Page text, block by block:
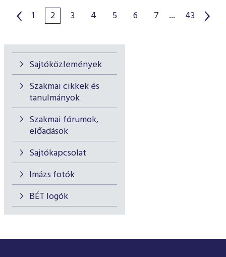
Sajtóközlemények
Szakmai cikkek és
tanulmányok
Szakmai fórumok,
előadások
Sajtókapcsolat
Imázs fotók
BÉT logók
1 2 3 4 5 6 7 ... 43